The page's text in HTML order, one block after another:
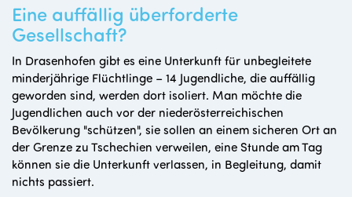
Eine auffällig überforderte
Gesellschaft?
In Drasenhofen gibt es eine Unterkunft für unbegleitete
minderjährige Flüchtlinge – 14 Jugendliche, die auffällig
geworden sind, werden dort isoliert. Man möchte die
Jugendlichen auch vor der niederösterreichischen
Bevölkerung "schützen", sie sollen an einem sicheren Ort an
der Grenze zu Tschechien verweilen, eine Stunde am Tag
können sie die Unterkunft verlassen, in Begleitung, damit
nichts passiert.